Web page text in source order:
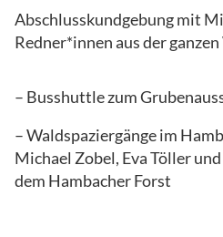
Abschlusskundgebung mit
Redner*innen aus der
– Busshuttle zum
– Waldspaziergänge im
Michael Zobel, Eva Töller
dem Hambacher Forst